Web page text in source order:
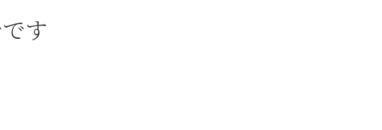
す